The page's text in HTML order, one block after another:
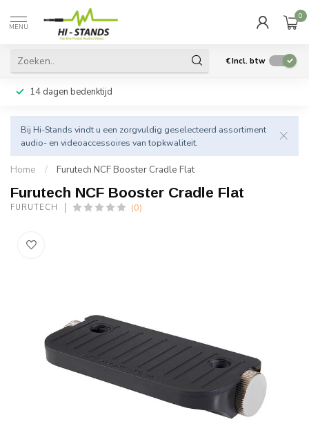
MENU
0
€Incl. btw
14 dagen bedenktijd
Bij Hi-Stands vindt u een zorgvuldig geselecteerd assortiment
audio- en videoaccessoires van topkwaliteit.
Home / Furutech NCF Booster Cradle Flat
Furutech NCF Booster Cradle Flat
FURUTECH (0)